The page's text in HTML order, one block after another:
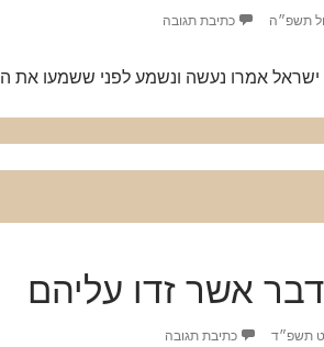
תשפ״ה כתיבת תגובה
ישראל אמרו נעשה ונשמע לפני ששמעו את
אשר זדו עליהם
תשפ״ד כתיבת תגובה